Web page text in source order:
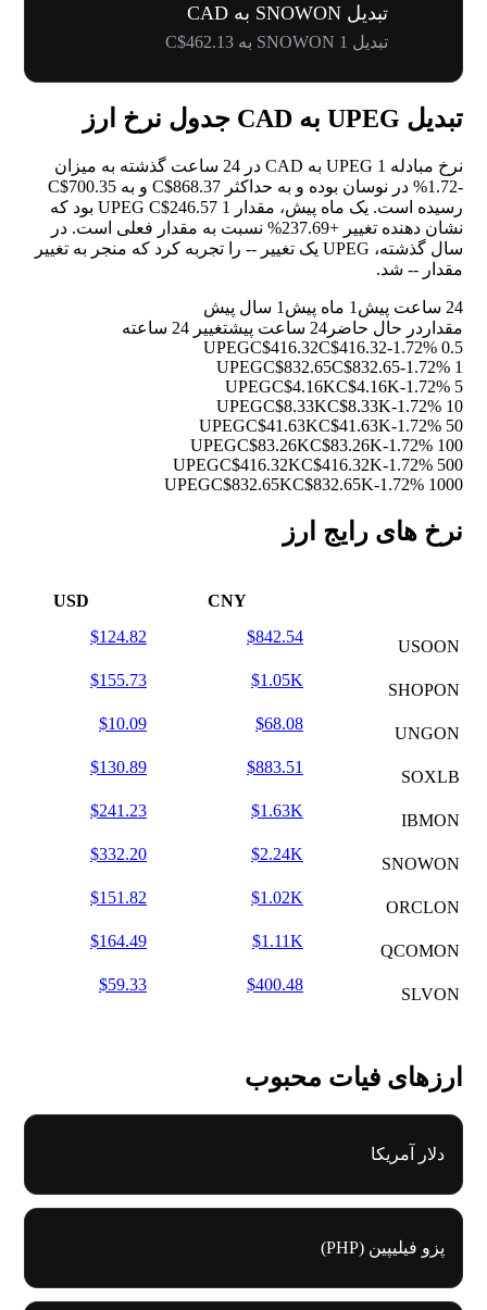
تبدیل SNOWON به CAD
تبدیل 1 SNOWON به C$462.13
تبدیل UPEG به CAD جدول نرخ ارز
نرخ مبادله 1 UPEG به CAD در 24 ساعت گذشته به میزان
-1.72%
در نوسان بوده و به حداکثر C$868.37 و به C$700.35
رسیده است. یک ماه پیش، مقدار 1 UPEG C$246.57 بود که
نشان دهنده تغییر +237.69%
نسبت به مقدار فعلی است. در
سال گذشته، UPEG یک تغییر
-- را تجربه کرد که منجر به تغییر
مقدار -- شد.
24 ساعت پیش 1 ماه پیش
1 سال پیش
مقدار در حال حاضر 24 ساعت پیش
تغییر 24 ساعته
0.5 UPEG
C$416.32C$416.32-1.72%
1 UPEG
C$832.65C$832.65-1.72%
5 UPEG
C$4.16KC$4.16K-1.72%
10 UPEG
C$8.33KC$8.33K-1.72%
50 UPEG
C$41.63KC$41.63K-1.72%
100 UPEG
C$83.26KC$83.26K-1.72%
500 UPEG
C$416.32KC$416.32K-1.72%
1000 UPEG
C$832.65KC$832.65K-1.72%
نرخ های رایج ارز
CNY
USD
USOON
$842.54
$124.82
SHOPON
$1.05K
$155.73
UNGON
$68.08
$10.09
SOXLB
$883.51
$130.89
IBMON
$1.63K
$241.23
SNOWON
$2.24K
$332.20
ORCLON
$1.02K
$151.82
QCOMON
$1.11K
$164.49
SLVON
$400.48
$59.33
ارزهای فیات محبوب
دلار آمریکا
پزو فیلیپین (PHP)